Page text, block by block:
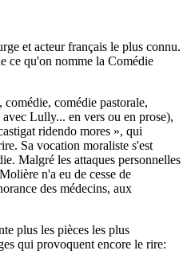
et acteur français le plus connu.
ce qu'on nomme la Comédie
comédie pastorale,
Lully... en vers ou en prose),
ridendo mores », qui
Sa vocation moraliste s'est
Malgré les attaques personnelles
n'a eu de cesse de
des médecins, aux
plus les pièces les plus
qui provoquent encore le rire: